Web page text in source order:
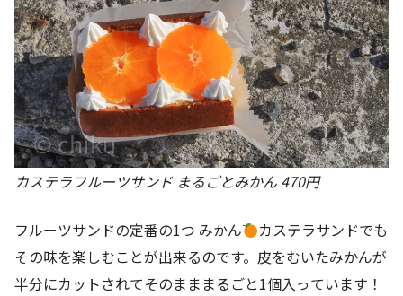
カステラフルーツサンド まるごとみかん 470円
フルーツサンドの定番の1つ みかん
カステラサンドでも
その味を楽しむことが出来るのです。皮をむいたみかんが
半分にカットされてそのまままるごと1個入っています！